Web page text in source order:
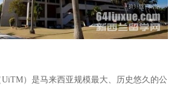
）是马来西亚规模最大、历史悠久的公